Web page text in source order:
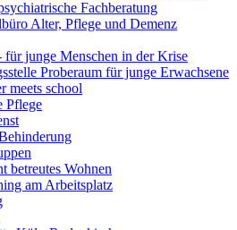
Fachberatung
Alter, Pflege und Demenz
für junge Menschen in der Krise
Proberaum für junge Erwachsene
meets school
Pflege
betreutes Wohnen
am Arbeitsplatz